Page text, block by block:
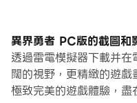
在電腦上運行異界勇者
用滑鼠和鍵盤操控應用程
你將永遠不必擔心設備的
通過多開和同步功能，你
異界勇者 PC版的截圖和
透過雷電模擬器下載并
闊的視野，更精緻的遊戲
極致完美的遊戲體驗，盡